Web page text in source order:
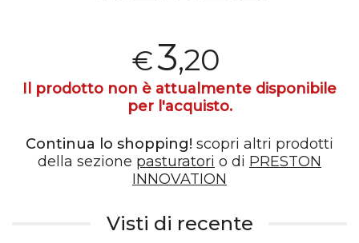
€3,20
Il prodotto non è attualmente disponibile
per l'acquisto.
Continua lo shopping! scopri altri prodotti
della sezione pasturatori o di PRESTON
INNOVATION
Visti di recente